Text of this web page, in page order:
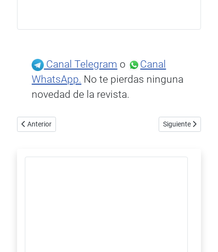
Canal Telegram o
Canal
WhatsApp. No te pierdas ninguna
novedad de la revista.
Artículo anterior: Qobuz presenta sus números del 2025
Anterior Artículo siguiente:
Siguiente